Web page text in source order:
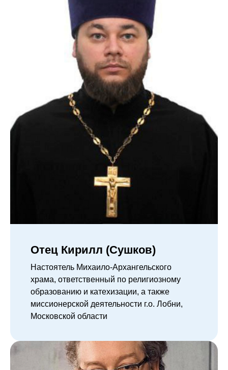
Отец Кирилл (Сушков)
Настоятель Михаило-Архангельского
храма, ответственный по религиозному
образованию и катехизации, а также
миссионерской деятельности г.о. Лобни,
Московской области